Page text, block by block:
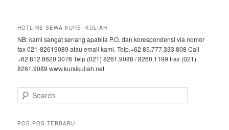
HOTLINE SEWA KURSI KULIAH
NB: kami sangat senang apabila P.O. dan korespondensi via nomor
fax 021-82619089 atau email kami. Telp.+62 85.777.333.808 Call
+62 812.8620.3076 Telp (021) 8261.9088 / 8260.1199 Fax (021)
8261.9089 www.kursikuliah.net
Search
POS-POS TERBARU